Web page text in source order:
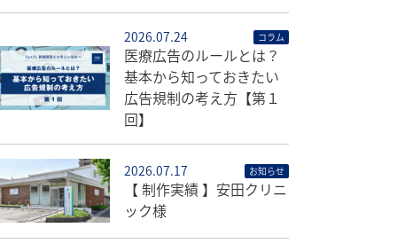
2026.07.24 コラム
医療広告のルールとは？
基本から知っておきたい
広告規制の考え方【第１
回】
2026.07.17 お知らせ
【 制作実績 】安田クリニ
ック様